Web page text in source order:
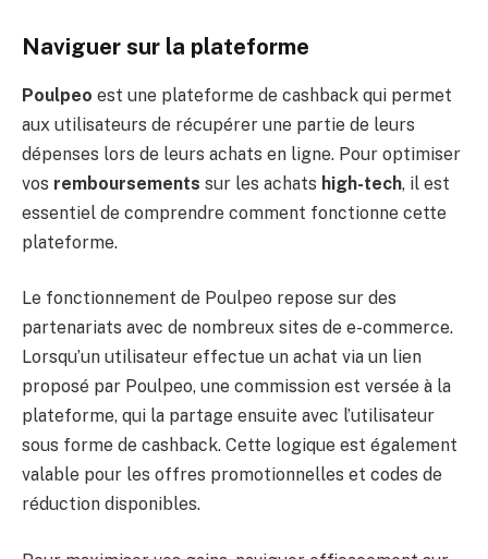
Naviguer sur la plateforme
Poulpeo est une plateforme de cashback qui permet
aux utilisateurs de récupérer une partie de leurs
dépenses lors de leurs achats en ligne. Pour optimiser
vos remboursements sur les achats high-tech, il est
essentiel de comprendre comment fonctionne cette
plateforme.
Le fonctionnement de Poulpeo repose sur des
partenariats avec de nombreux sites de e-commerce.
Lorsqu’un utilisateur effectue un achat via un lien
proposé par Poulpeo, une commission est versée à la
plateforme, qui la partage ensuite avec l’utilisateur
sous forme de cashback. Cette logique est également
valable pour les offres promotionnelles et codes de
réduction disponibles.